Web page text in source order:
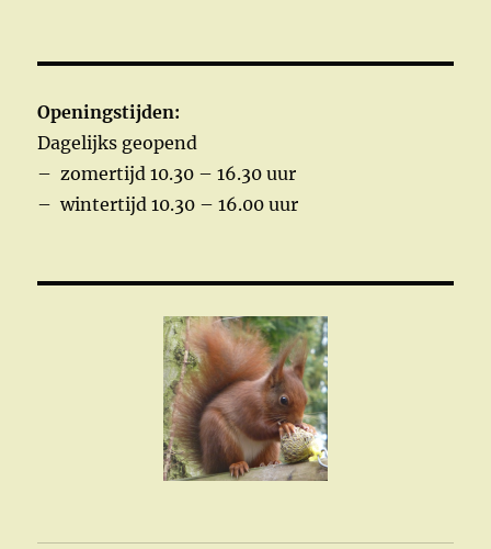
Openingstijden:
Dagelijks geopend
– zomertijd 10.30 – 16.30 uur
– wintertijd 10.30 – 16.00 uur